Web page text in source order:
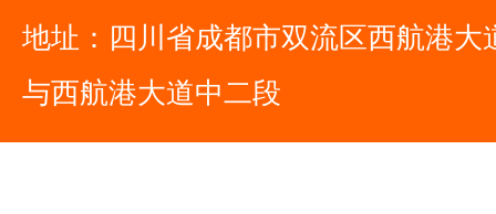
地址：四川省成都市双流区西航港大
与西航港大道中二段